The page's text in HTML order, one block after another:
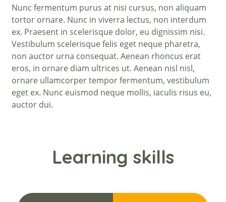
Nunc fermentum purus at nisi cursus, non aliquam
tortor ornare. Nunc in viverra lectus, non interdum
ex. Praesent in scelerisque dolor, eu dignissim nisi.
Vestibulum scelerisque felis eget neque pharetra,
non auctor urna consequat. Aenean rhoncus erat
eros, in ornare diam ultrices ut. Aenean nisl nisl,
ornare ullamcorper tempor fermentum, vestibulum
eget ex. Nunc euismod neque mollis, iaculis risus eu,
auctor dui.
Learning skills